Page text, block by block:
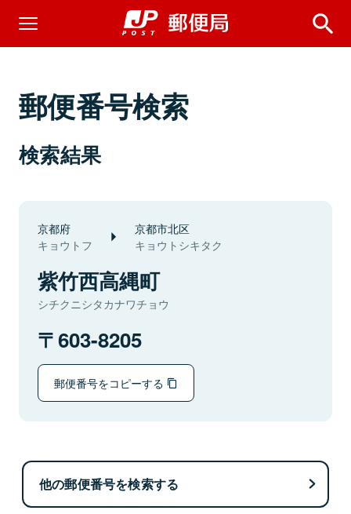
郵便番号検索
検索結果
京都府
キョウトフ
京都市北区
キョウトシキタク
紫竹西高縄町
シチクニシタカナワチョウ
603-8205
郵便番号をコピーする
他の郵便番号を検索する